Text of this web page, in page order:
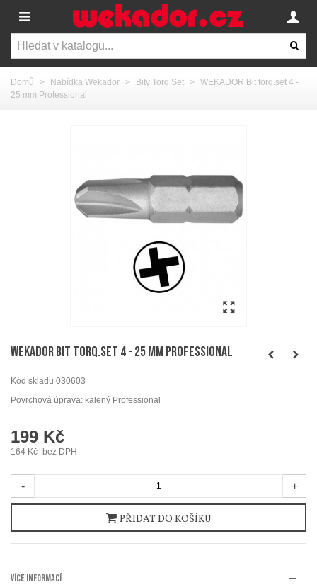
Domů > Nabídka Wekador > Bity Torq Set > WEKADOR Bit torq.set 4 -
25 mm Professional
WEKADOR Bit torq.set 4 - 25 mm Professional
Kód skladu 030603
Povrchová úprava: kalený Professional
199 Kč
164 Kč bez DPH
- +
PŘIDAT DO KOŠÍKU
VÍCE INFORMACÍ